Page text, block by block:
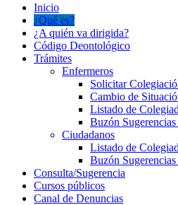
Inicio
¿Qué es?
¿A quién va dirigida?
Código Deontológico
Trámites
Enfermeros
Solicitar
Cambio de
Listado de
Buzón
Ciudadanos
Listado de
Buzón
Consulta/Sugerencia
Cursos públicos
Canal de Denuncias